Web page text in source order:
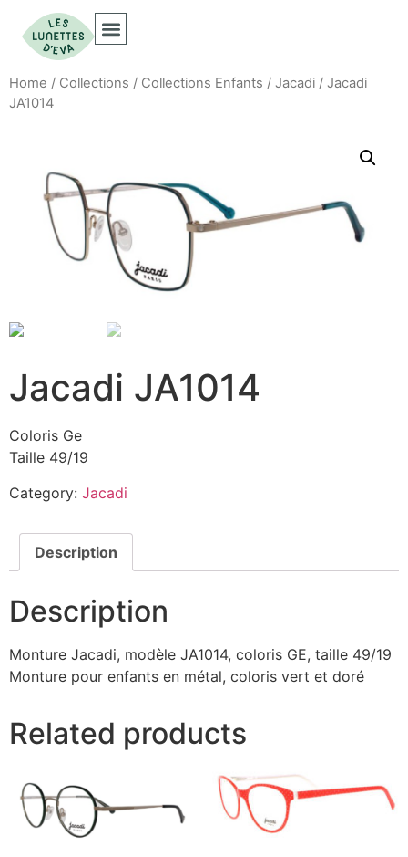
Home / Collections / Collections Enfants / Jacadi / Jacadi
JA1014
Jacadi JA1014
Coloris Ge
Taille 49/19
Category: Jacadi
Description
Description
Monture Jacadi, modèle JA1014, coloris GE, taille 49/19
Monture pour enfants en métal, coloris vert et doré
Related products